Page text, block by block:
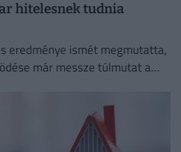
hitelesnek tudnia
eredménye ismét megmutatta,
már messze túlmutat a